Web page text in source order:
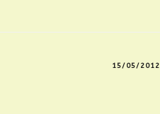
15/05/2012